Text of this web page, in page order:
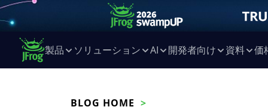
製品 ソリューション AI 開発者向け 資料 価
BLOG HOME